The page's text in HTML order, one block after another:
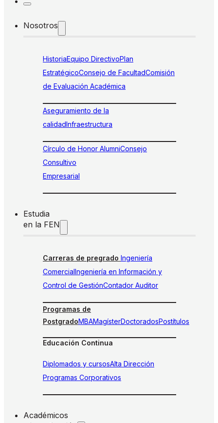
Nosotros
HistoriaEquipo DirectivoPlan
EstratégicoConsejo de FacultadComisión
de Evaluación Académica
Aseguramiento de la
calidadInfraestructura
Círculo de Honor AlumniConsejo
Consultivo
Empresarial
Estudia
en la FEN
Carreras de pregrado Ingeniería
ComercialIngeniería en Información y
Control de GestiónContador Auditor
Programas de
PostgradoMBAMagísterDoctoradosPostítulos
Educación Continua
Diplomados y cursosAlta Dirección
Programas Corporativos
Académicos